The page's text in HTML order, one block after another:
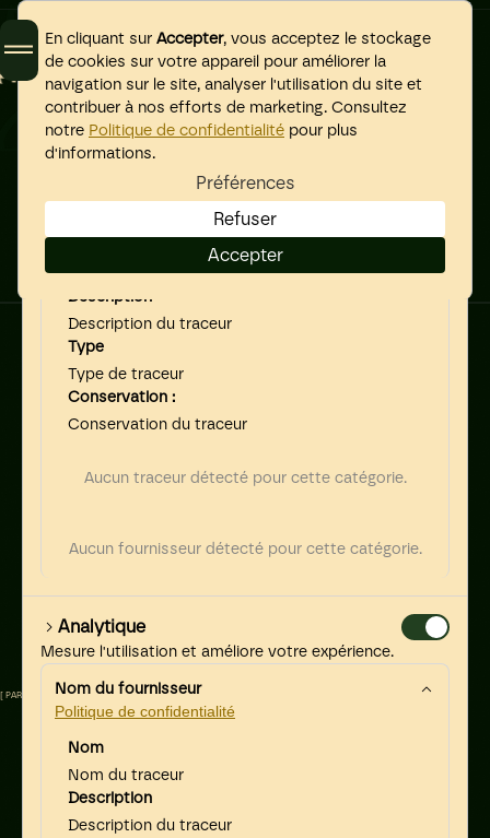
Gérer les préférences de consentement
Essentiels
Toujours actif
Nécessaire au fonctionnement du site. Toujours activé.
Nom du fournisseur
Politique de confidentialité
Nom du traceur
Description
Description du traceur
Type
Type de traceur
Conservation :
Conservation du traceur
Aucun traceur détecté pour cette catégorie.
Aucun fournisseur détecté pour cette catégorie.
Analytique
Mesure l'utilisation et améliore votre expérience.
Nom du fournisseur
Politique de confidentialité
Nom
Nom du traceur
Description
Description du traceur
En cliquant sur Accepter, vous acceptez le stockage
de cookies sur votre appareil pour améliorer la
navigation sur le site, analyser l'utilisation du site et
contribuer à nos efforts de marketing. Consultez
notre Politique de confidentialité pour plus
d'informations.
Préférences
Refuser
Accepter
Home
Méthode
Contact
INSTAGRAM
LINKEDIN
LOIN DES SOLUTIONS
GÉNÉRIQUES, ON CRÉE
DE VÉRITABLES
SIGNATURES.
Bordeaux, au service de startups et marques B2B qui veulent une
identité forte
PRENDRE RENDEZ-VOUS
PLUS CONCRET QU'UN
PORTFOLIO,
MANIÈRE DE
CONCEVOIR.
On ne montre pas que des rendus. On raconte des projets : le
problème de départ, les choix faits, et ce que ça a changé pour la
marque.
[ PARCOURIR LES PROJETS ]